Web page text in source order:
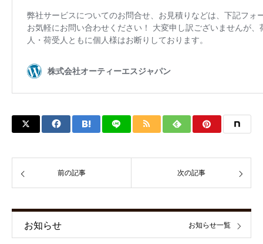
前の記事 次の記事
お知らせ お知らせ一覧